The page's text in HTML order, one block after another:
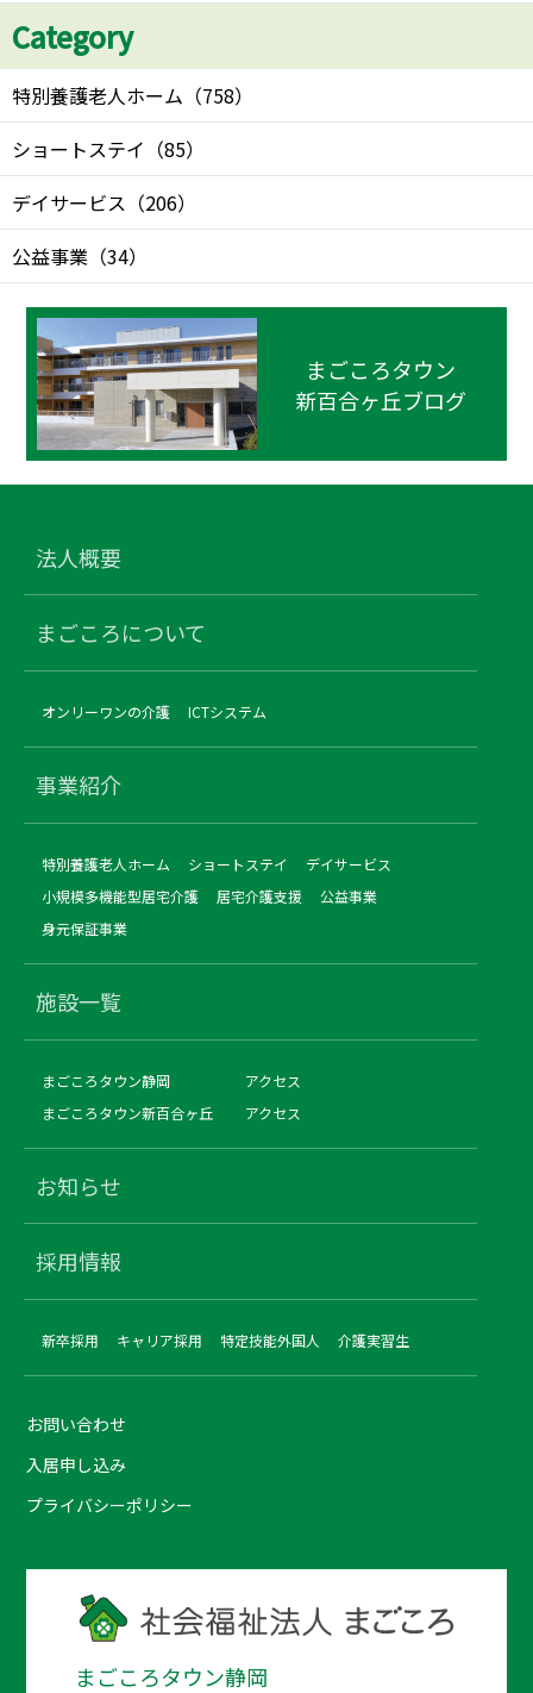
Category
特別養護老人ホーム （758）
ショートステイ （85）
デイサービス （206）
公益事業 （34）
まごころタウン
新百合ヶ丘ブログ
法人概要
まごころについて
オンリーワンの介護 ICTシステム
事業紹介
特別養護老人ホーム ショートステイ
デイサービス
小規模多機能型居宅介護
居宅介護支援
公益事業
身元保証事業
施設一覧
まごころタウン静岡
アクセス
まごころタウン新百合ヶ丘
アクセス
お知らせ
採用情報
新卒採用 キャリア採用 特定技能外国人 介護実習生
お問い合わせ
入居申し込み
プライバシーポリシー
まごころタウン静岡